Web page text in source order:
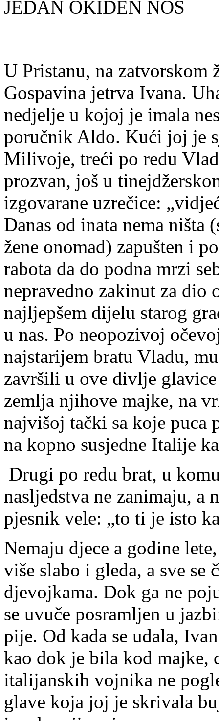
JEDAN OKIDEN NOS
U Pristanu, na zatvorskom
Gospavina jetrva Ivana.
nedjelje u kojoj je imala
poručnik Aldo. Kući joj je
Milivoje, treći po redu
prozvan, još u
izgovarane uzrečice:
Danas od inata nema ništa
žene onomad) zapušten i
rabota da do podna mrzi
nepravedno zakinut za dio
najljepšem dijelu starog
u nas. Po neopozivoj
najstarijem bratu Vladu,
završili u ove divlje
zemlja njihove majke, na
najvišoj tački sa koje puca
na kopno susjedne Italije
Drugi po redu brat, u
nasljedstva ne zanimaju,
pjesnik vele: „to ti je isto
Nemaju djece a godine
više slabo i gleda, a sve se
djevojkama. Dok ga ne
se uvuče posramljen u
pije. Od kada se udala,
kao dok je bila kod majke,
italijanskih vojnika ne
glave koja joj je skrivala